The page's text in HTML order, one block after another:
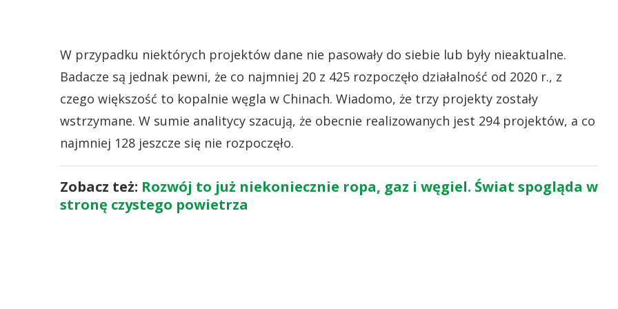
W przypadku niektórych projektów dane nie pasowały do siebie lub były nieaktualne.
Badacze są jednak pewni, że co najmniej 20 z 425 rozpoczęło działalność od 2020 r., z
czego większość to kopalnie węgla w Chinach. Wiadomo, że trzy projekty zostały
wstrzymane. W sumie analitycy szacują, że obecnie realizowanych jest 294 projektów, a co
najmniej 128 jeszcze się nie rozpoczęło.
Zobacz też: Rozwój to już niekoniecznie ropa, gaz i węgiel. Świat spogląda w
stronę czystego powietrza